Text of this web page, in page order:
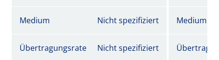
Medium Nicht spezifiziert Medium
Übertragungsrate Nicht spezifiziert